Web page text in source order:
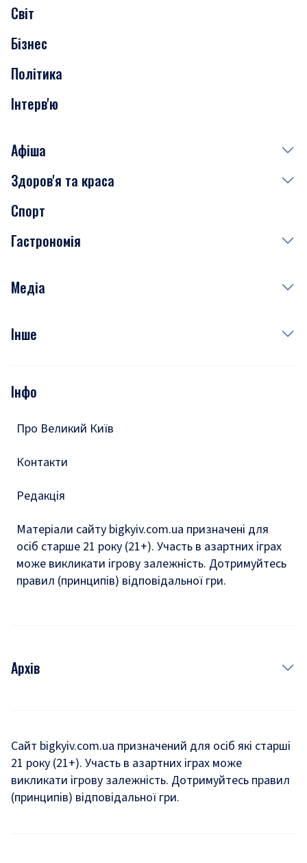
Нерухомість
Транспорт
Світ
Бізнес
Політика
Інтерв'ю
Афіша
Сьогодні
Завтра
Субота
Здоров'я та краса
Медицина
Краса
Спорт
Гастрономія
Рецепти
Медіа
Фото
Подкасти
Інше
Тести
Інфо
Про Великий Київ
Контакти
Редакція
Матеріали сайту bigkyiv.com.ua призначені для
осіб старше 21 року (21+). Участь в азартних іграх
може викликати ігрову залежність. Дотримуйтесь
правил (принципів) відповідальної гри.
Архів
Комуналка
Хроніки війни
Сайт bigkyiv.com.ua призначений для осіб які старші
21 року (21+). Участь в азартних іграх може
викликати ігрову залежність. Дотримуйтесь правил
(принципів) відповідальної гри.